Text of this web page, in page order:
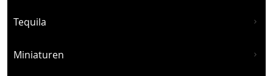
Tequila
Miniaturen